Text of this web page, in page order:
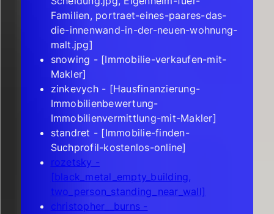
Familien, portraet-eines-paares-das-
die-innenwand-in-der-neuen-wohnung-
malt.jpg]
snowing - [Immobilie-verkaufen-mit-
Makler]
zinkevych - [Hausfinanzierung-
Immobilienbewertung-
Immobilienvermittlung-mit-Makler]
standret - [Immobilie-finden-
Suchprofil-kostenlos-online]
rozetsky -
[black_metal_empty_building,
two_person_standing_near_wall]
christopher__burns -